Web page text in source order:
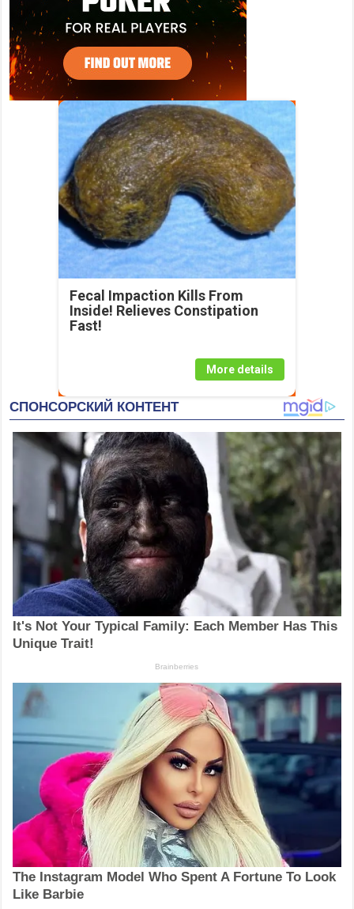
Fecal Impaction Kills From
Inside! Relieves Constipation
Fast!
More details